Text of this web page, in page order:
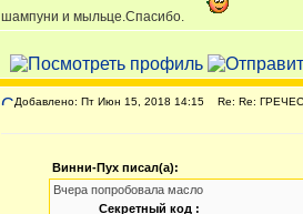
шампуни и мыльце.Спасибо.
Добавлено: Пт Июн 15, 2018 14:15 Re: Re:
Винни-Пух писал(а):
Вчера попробовала масло
Секретный код :